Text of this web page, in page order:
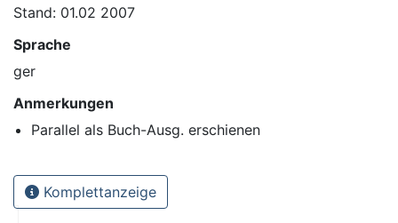
Stand: 01.02 2007
Sprache
ger
Anmerkungen
Parallel als Buch-Ausg. erschienen
Komplettanzeige